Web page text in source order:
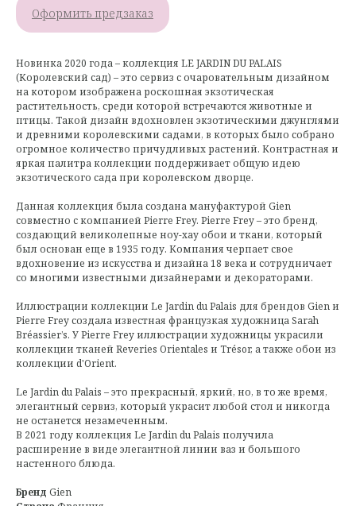
Оформить предзаказ
Новинка 2020 года – коллекция LE JARDIN DU PALAIS
(Королевский сад) – это сервиз с очаровательным дизайном
на котором изображена роскошная экзотическая
растительность, среди которой встречаются животные и
птицы. Такой дизайн вдохновлен экзотическими джунглями
и древними королевскими садами, в которых было собрано
огромное количество причудливых растений. Контрастная и
яркая палитра коллекции поддерживает общую идею
экзотического сада при королевском дворце.
Данная коллекция была создана мануфактурой Gien
совместно с компанией Pierre Frey. Pierre Frey – это бренд,
создающий великолепные ноу-хау обои и ткани, который
был основан еще в 1935 году. Компания черпает свое
вдохновение из искусства и дизайна 18 века и сотрудничает
со многими известными дизайнерами и декораторами.
Иллюстрации коллекции Le Jardin du Palais для брендов Gien и
Pierre Frey создала известная французкая художница Sarah
Bréassier’s. У Pierre Frey иллюстрации художницы украсили
коллекции тканей Reveries Orientales и Trésor, а также обои из
коллекции d'Orient.
Le Jardin du Palais – это прекрасный, яркий, но, в то же время,
элегантный сервиз, который украсит любой стол и никогда
не останется незамеченным.
В 2021 году коллекция Le Jardin du Palais получила
расширение в виде элегантной линии ваз и большого
настенного блюда.
Бренд Gien